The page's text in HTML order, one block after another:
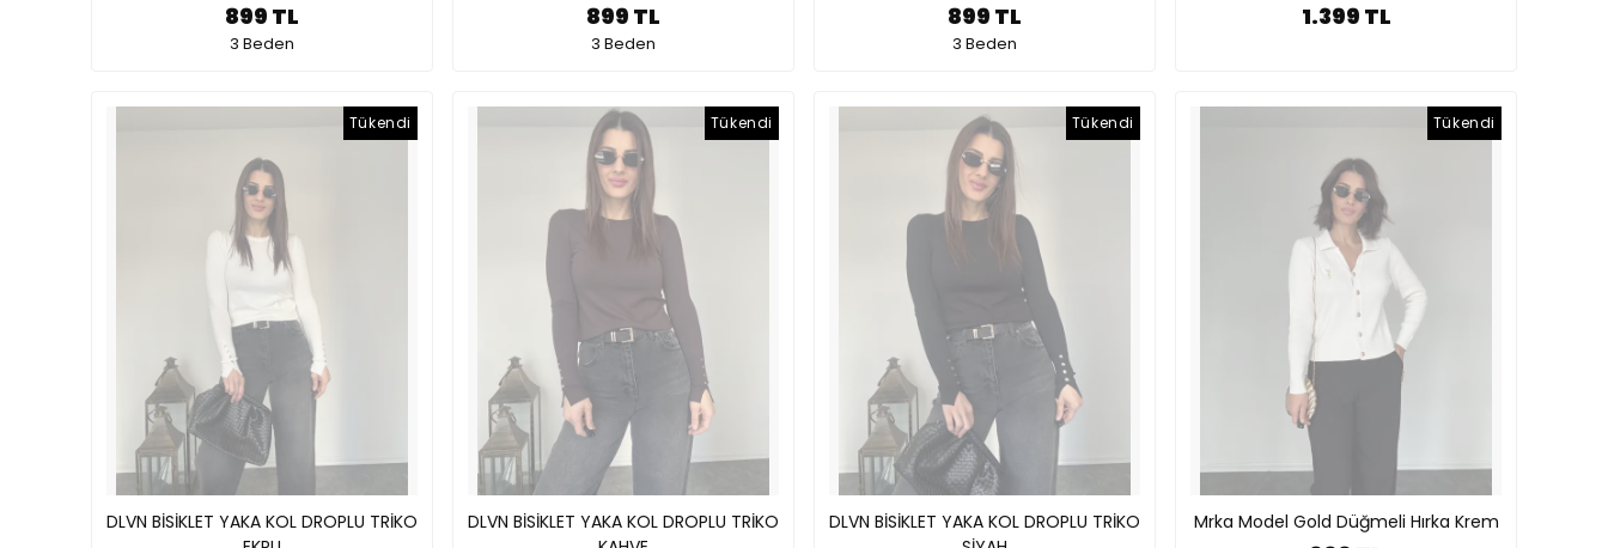
899 TL
3 Beden
899 TL
3 Beden
899 TL
3 Beden
1.399 TL
Tükendi
DLVN BİSİKLET YAKA KOL DROPLU TRİKO
Tükendi
DLVN BİSİKLET YAKA KOL DROPLU TRİKO
Tükendi
DLVN BİSİKLET YAKA KOL DROPLU TRİKO
Tükendi
Mrka Model Gold Düğmeli Hırka Krem